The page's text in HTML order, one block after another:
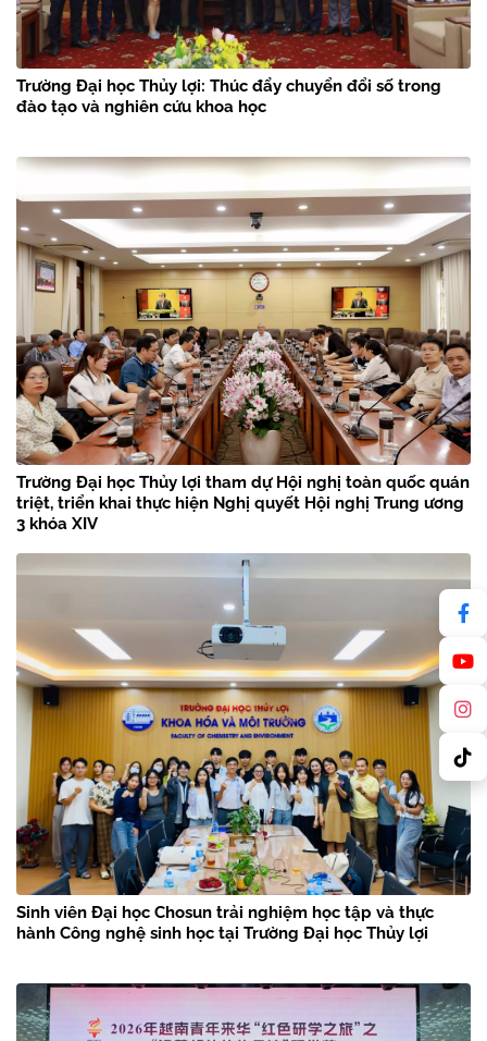
Trường Đại học Thủy lợi: Thúc đẩy chuyển đổi số trong
đào tạo và nghiên cứu khoa học
Trường Đại học Thủy lợi tham dự Hội nghị toàn quốc quán
triệt, triển khai thực hiện Nghị quyết Hội nghị Trung ương
3 khóa XIV
Sinh viên Đại học Chosun trải nghiệm học tập và thực
hành Công nghệ sinh học tại Trường Đại học Thủy lợi